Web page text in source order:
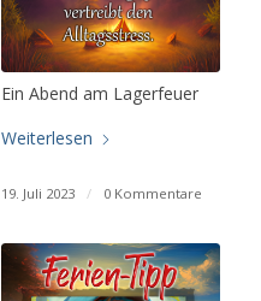
Ein Abend am Lagerfeuer
Weiterlesen
19. Juli 2023 / 0 Kommentare